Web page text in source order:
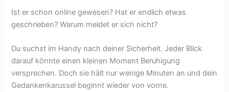
Ist er schon online gewesen? Hat er endlich etwas
geschrieben? Warum meldet er sich nicht?
Du suchst im Handy nach deiner Sicherheit. Jeder Blick
darauf könnte einen kleinen Moment Beruhigung
versprechen. Doch sie hält nur wenige Minuten an und dein
Gedankenkarussel beginnt wieder von vorne.